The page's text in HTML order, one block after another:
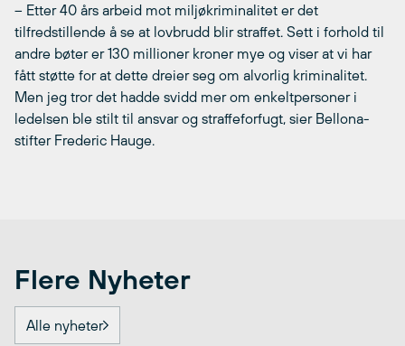
– Etter 40 års arbeid mot miljøkriminalitet er det
tilfredstillende å se at lovbrudd blir straffet. Sett i forhold til
andre bøter er 130 millioner kroner mye og viser at vi har
fått støtte for at dette dreier seg om alvorlig kriminalitet.
Men jeg tror det hadde svidd mer om enkeltpersoner i
ledelsen ble stilt til ansvar og straffeforfugt, sier Bellona-
stifter Frederic Hauge.
Flere Nyheter
Alle nyheter